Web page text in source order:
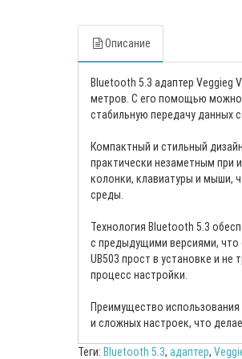
Описание
Bluetooth 5.3 адаптер Veggieg
метров. С его помощью можно
стабильную передачу данных
Компактный и стильный
практически незаметным при
колонки, клавиатуры и мыши,
среды.
Технология Bluetooth 5.3
с предыдущими версиями, что
UB503 прост в установке и
процесс настройки.
Преимущество
и сложных настроек, что
Теги: Bluetooth 5.3, адаптер,